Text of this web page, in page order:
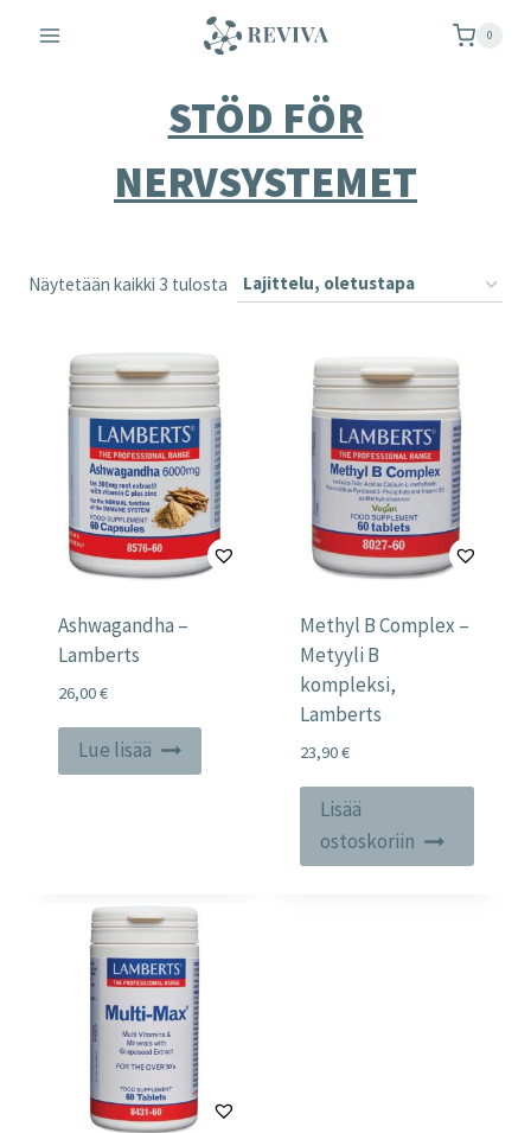
sisältöön
0
STÖD FÖR
NERVSYSTEMET
Näytetään kaikki 3 tulosta
Ashwagandha –
Lamberts
26,00€
Lue lisää
Methyl B Complex –
Metyyli B
kompleksi,
Lamberts
23,90€
Lisää
ostoskoriin